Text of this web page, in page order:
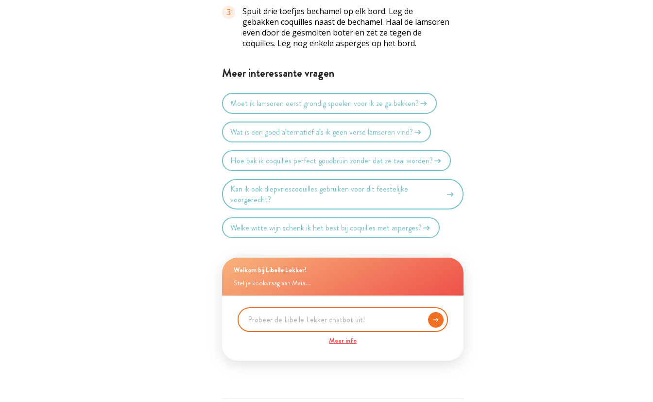
3
Spuit drie toefjes bechamel op elk bord. Leg de
gebakken coquilles naast de bechamel. Haal de lamsoren
even door de gesmolten boter en zet ze tegen de
coquilles. Leg nog enkele asperges op het bord.
Meer interessante vragen
Moet ik lamsoren eerst grondig spoelen voor ik ze ga bakken?
Wat is een goed alternatief als ik geen verse lamsoren vind?
Hoe bak ik coquilles perfect goudbruin zonder dat ze taai worden?
Kan ik ook diepvriescoquilles gebruiken voor dit feestelijke
voorgerecht?
Welke witte wijn schenk ik het best bij coquilles met asperges?
Welkom bij Libelle Lekker!
Stel je kookvraag aan Maia...
Meer info